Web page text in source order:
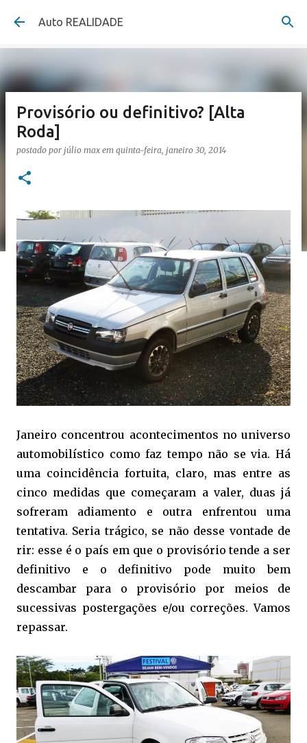
Pular para o conteúdo principal
Auto REALIDADE
Provisório ou definitivo? [Alta
Roda]
postado por júlio max em quinta-feira, janeiro 30, 2014
Janeiro concentrou acontecimentos no universo
automobilístico como faz tempo não se via. Há
uma coincidência fortuita, claro, mas entre as
cinco medidas que começaram a valer, duas já
sofreram adiamento e outra enfrentou uma
tentativa. Seria trágico, se não desse vontade de
rir: esse é o país em que o provisório tende a ser
definitivo e o definitivo pode muito bem
descambar para o provisório por meios de
sucessivas postergações e/ou correções. Vamos
repassar.